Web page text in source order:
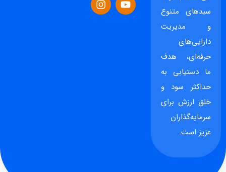
سبدهای متنوع
و مدیریت
دارایی‌های
حرفه‌ای، هدف
ما دستیابی به
حداکثر سود و
خلق ارزش برای
سرمایه‌گذاران
عزیز است.